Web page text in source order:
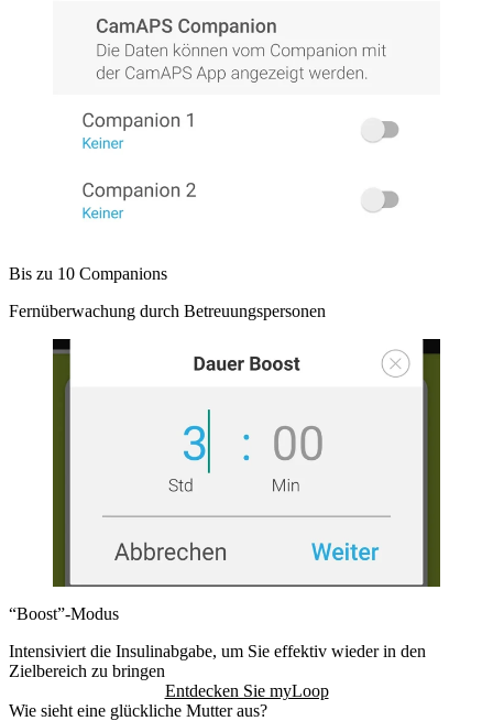
Bis zu 10 Companions
Fernüberwachung durch Betreuungspersonen
“Boost”-Modus
Intensiviert die Insulinabgabe, um Sie effektiv wieder in den
Zielbereich zu bringen
Entdecken Sie myLoop
Wie sieht eine glückliche Mutter aus?